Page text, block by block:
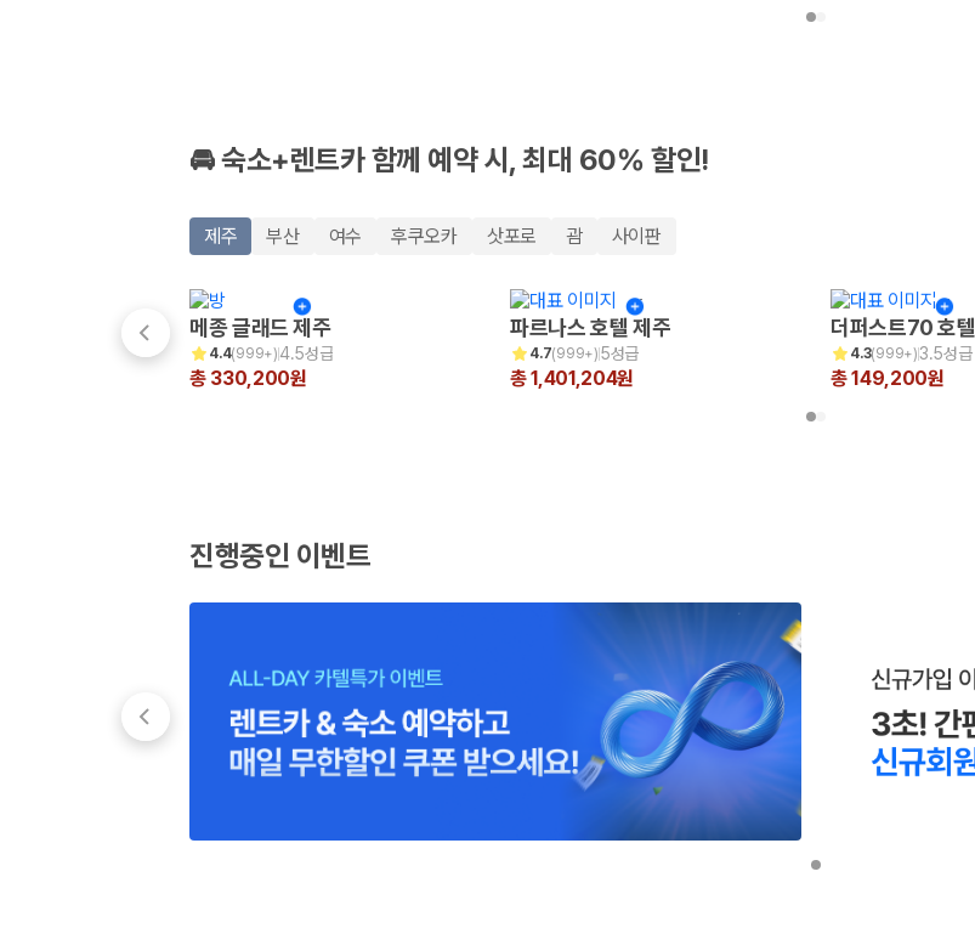
🚘 숙소+렌트카 함께 예약 시, 최대 60% 할인!
제주 부산 여수 후쿠오카 삿포로 괌 사이판
메종 글래드 제주
4.4(999+)4.5성급
총 330,200원
파르나스 호텔 제주
4.7(999+)5성급
총 1,401,204원
더퍼스트70 호텔
4.3(999+)3.5성급
총 149,200원
진행중인 이벤트